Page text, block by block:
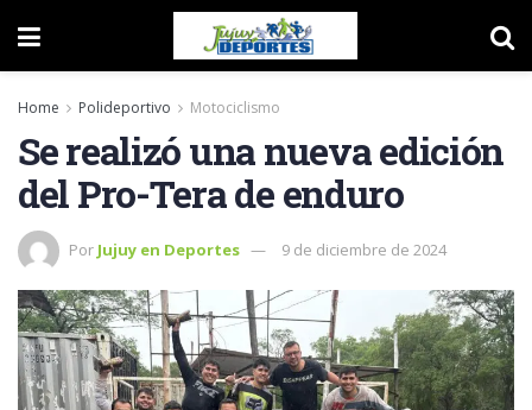
Home Polideportivo Motociclismo
Se realizó una nueva edición
del Pro-Tera de enduro
Por Jujuy en Deportes 9 de diciembre de 2024